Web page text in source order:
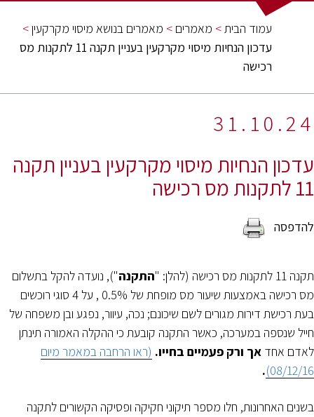
עמוד הבית> מאמרים > מאמרים בנושא מיסוי מקרקעין>
עדכון הנחיות מיסוי מקרקעין בעניין תקנה 11 לתקנות מס
רכישה
31.10.24
עדכון הנחיות מיסוי מקרקעין בעניין תקנה
11 לתקנות מס רכישה
תקנה 11 לתקנות מס רכישה (להלן: " התקנה"), נועדה להקל בתשלום
מס רכישה באמצעות שיעור מס מופחת של 0.5% , על 4 סוגי רוכשים
בעת רכישת דירות מגורים לשם שיכונם; נכה, עיוור, נפגע ובן משפחה של
חייל שנספה במערכה, כאשר התקנה קובעת כי ההקלה האמורה תינתן
לאדם אחד אך ורק פעמיים בחייו. (ראו הרחבה במאמר מיום
08/12/16)
.
בשנים האחרונות, חלו מספר תיקוני חקיקה ופסיקה הקשורים לתקנה